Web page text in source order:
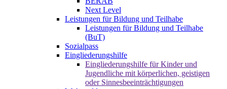
Next Level
Leistungen für Bildung und Teilhabe
Leistungen für Bildung und Teilhabe
(BuT)
Sozialpass
Eingliederungshilfe
Eingliederungshilfe für Kinder und
Jugendliche mit körperlichen, geistigen
oder Sinnesbeeinträchtigungen